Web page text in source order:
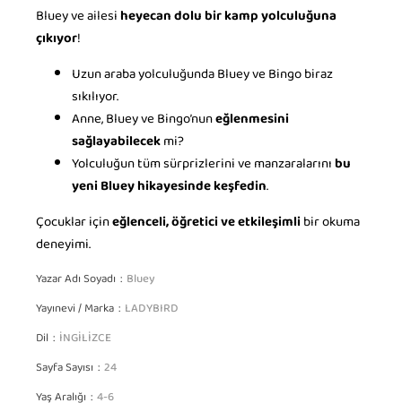
Bluey ve ailesiheyecan dolu bir kamp yolculuğuna
çıkıyor!
Uzun araba yolculuğunda Bluey ve Bingo biraz
sıkılıyor.
Anne, Bluey ve Bingo’nuneğlenmesini
sağlayabilecekmi?
Yolculuğun tüm sürprizlerini ve manzaralarınıbu
yeni Bluey hikayesinde keşfedin.
Çocuklar içineğlenceli, öğretici ve etkileşimlibir okuma
deneyimi.
Yazar Adı Soyadı Bluey
Yayınevi / Marka LADYBIRD
Dil İNGİLİZCE
Sayfa Sayısı 24
Yaş Aralığı 4-6